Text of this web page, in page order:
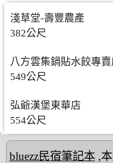
淺草堂-壽豐農產
382公尺
八方雲集鍋貼水餃專
549公尺
弘爺漢堡東華店
554公尺
bluezz民宿筆記本,本